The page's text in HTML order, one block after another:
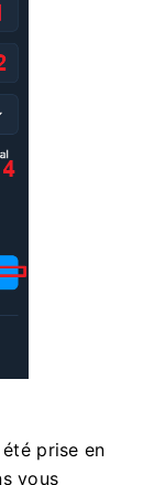
prise en
vous